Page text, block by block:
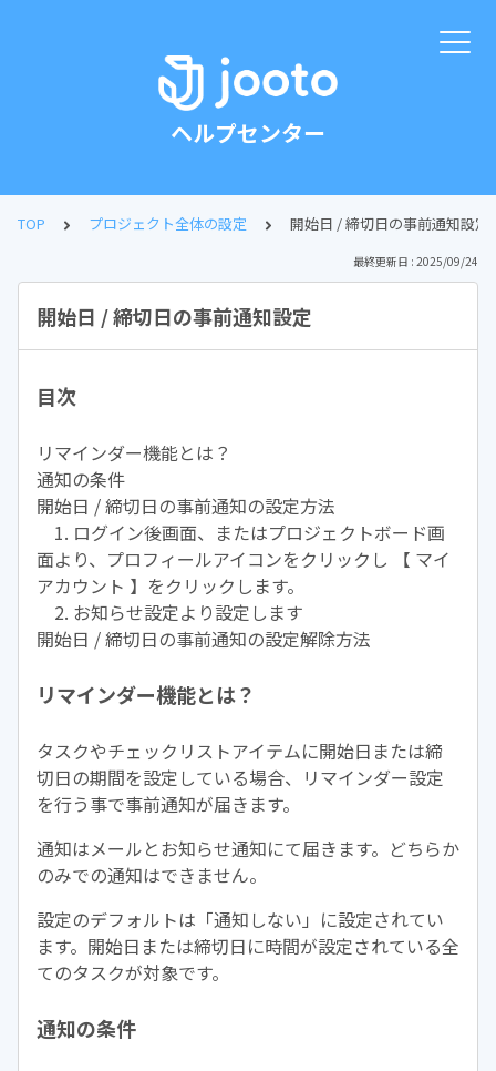
ヘルプセンター
TOP プロジェクト全体の設定 開始日 / 締切日の事前通知設定
最終更新日 : 2025/09/24
開始日 / 締切日の事前通知設定
目次
リマインダー機能とは？
通知の条件
開始日 / 締切日の事前通知の設定方法
1. ログイン後画面、またはプロジェクトボード画
面より、プロフィールアイコンをクリックし 【 マイ
アカウント 】をクリックします。
2. お知らせ設定より設定します
開始日 / 締切日の事前通知の設定解除方法
リマインダー機能とは？
タスクやチェックリストアイテムに開始日または締
切日の期間を設定している場合、リマインダー設定
を行う事で事前通知が届きます。
通知はメールとお知らせ通知にて届きます。どちらか
のみでの通知はできません。
設定のデフォルトは「通知しない」に設定されてい
ます。開始日または締切日に時間が設定されている全
てのタスクが対象です。
通知の条件